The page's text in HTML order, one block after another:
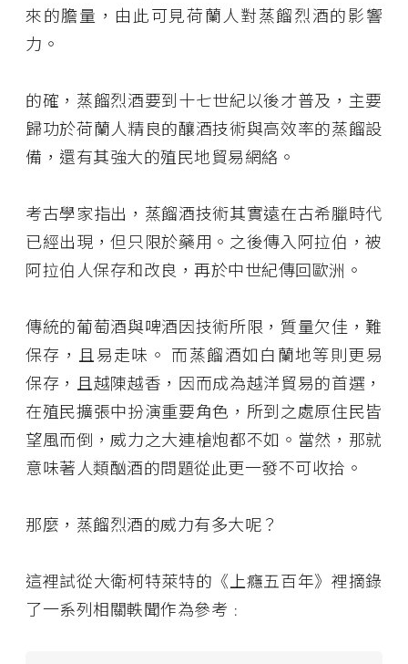
來的膽量，由此可見荷蘭人對蒸餾烈酒的影響
力。
的確，蒸餾烈酒要到十七世紀以後才普及，主要
歸功於荷蘭人精良的釀酒技術與高效率的蒸餾設
備，還有其強大的殖民地貿易網絡。
考古學家指出，蒸餾酒技術其實遠在古希臘時代
已經出現，但只限於藥用。之後傳入阿拉伯，被
阿拉伯人保存和改良，再於中世紀傳回歐洲。
傳統的葡萄酒與啤酒因技術所限，質量欠佳，難
保存，且易走味。 而蒸餾酒如白蘭地等則更易
保存，且越陳越香，因而成為越洋貿易的首選，
在殖民擴張中扮演重要角色，所到之處原住民皆
望風而倒，威力之大連槍炮都不如。當然，那就
意味著人類酗酒的問題從此更一發不可收拾。
那麼，蒸餾烈酒的威力有多大呢？
這裡試從大衛柯特萊特的《上癮五百年》裡摘錄
了一系列相關軼聞作為參考﹕